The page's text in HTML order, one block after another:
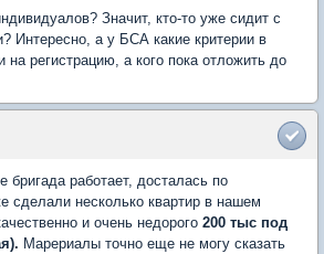
Значит, кто-то уже сидит с
Интересно, а у БСА какие критерии в
на регистрацию, а кого пока отложить до
бригада работает, досталась по
сделали несколько квартир в нашем
и очень недорого 200 тыс под
Марериалы точно еще не могу сказать